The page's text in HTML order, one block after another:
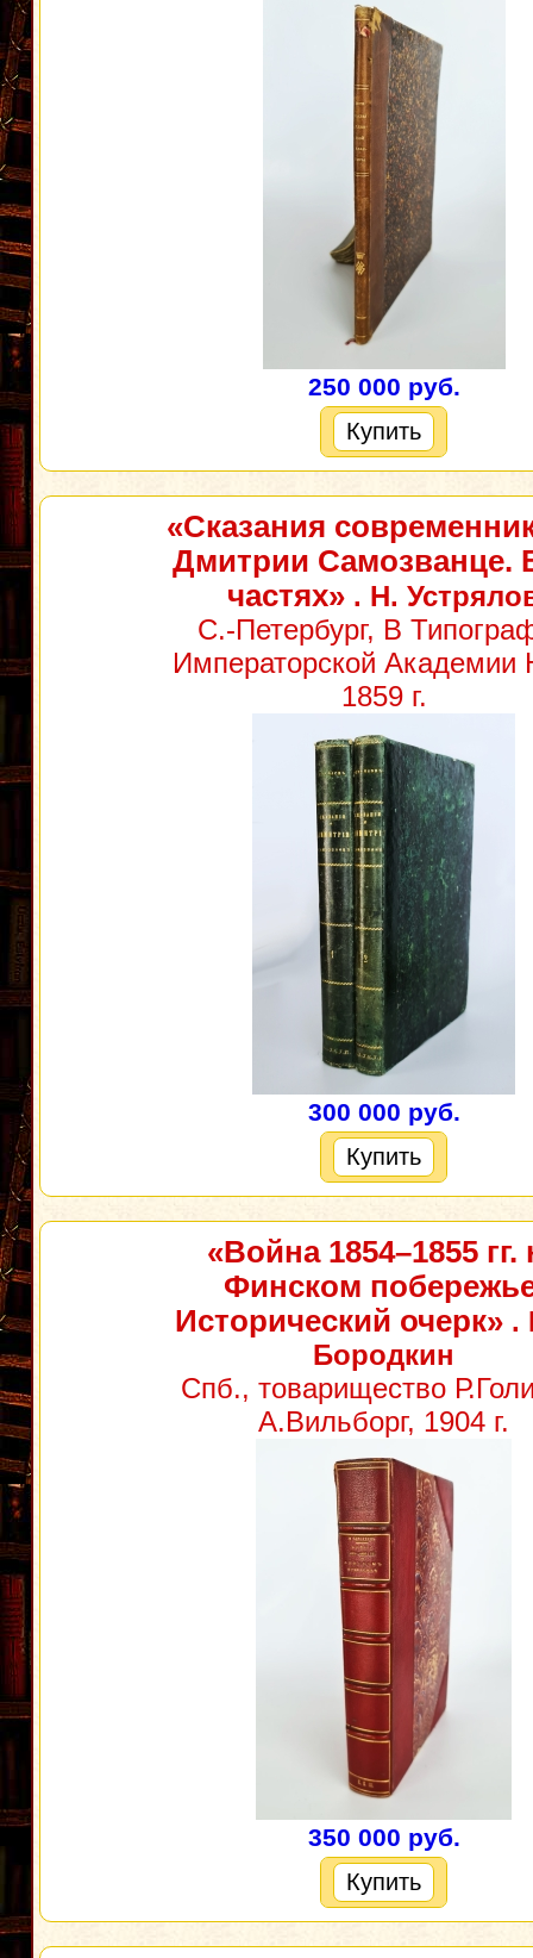
250 000 руб.
Купить
«Сказания
Дмитрии Самозванце.
частях» . Н.
С.-Петербург, В
Императорской Академии
1859 г.
300 000 руб.
Купить
«Война 1854–1855 гг.
Финском
Исторический очерк» .
Бородкин
Спб., товарищество
А.Вильборг, 1904 г.
350 000 руб.
Купить